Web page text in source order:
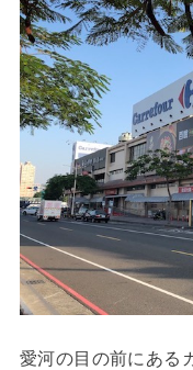
愛河の目の前にある